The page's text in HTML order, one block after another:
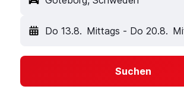
Do 13.8. Mittags - Do 20.8.
Suchen